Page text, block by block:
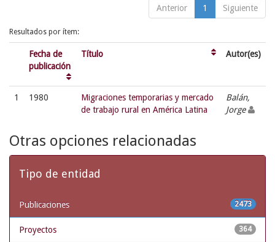
Anterior 1 Siguiente
Resultados por ítem:
Fecha de
publicación
Título Autor(es)
1 1980
Migraciones temporarias y mercado
de trabajo rural en América Latina
Balán,
Jorge
Otras opciones relacionadas
Tipo de entidad
2473
Publicaciones
364
Proyectos